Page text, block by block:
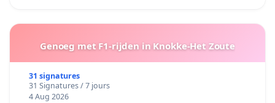
Genoeg met F1-rijden in Knokke-Het Zoute
31 signatures
31 Signatures / 7 jours
4 Aug 2026